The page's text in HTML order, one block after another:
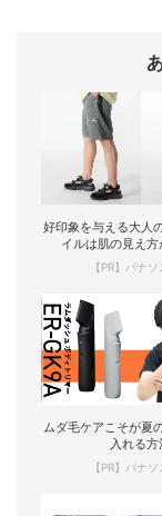
好印象を与える大人
イルは肌の見え方
【PR】パナ
ムダ毛ケアこそが夏
入れる方
【PR】パナ